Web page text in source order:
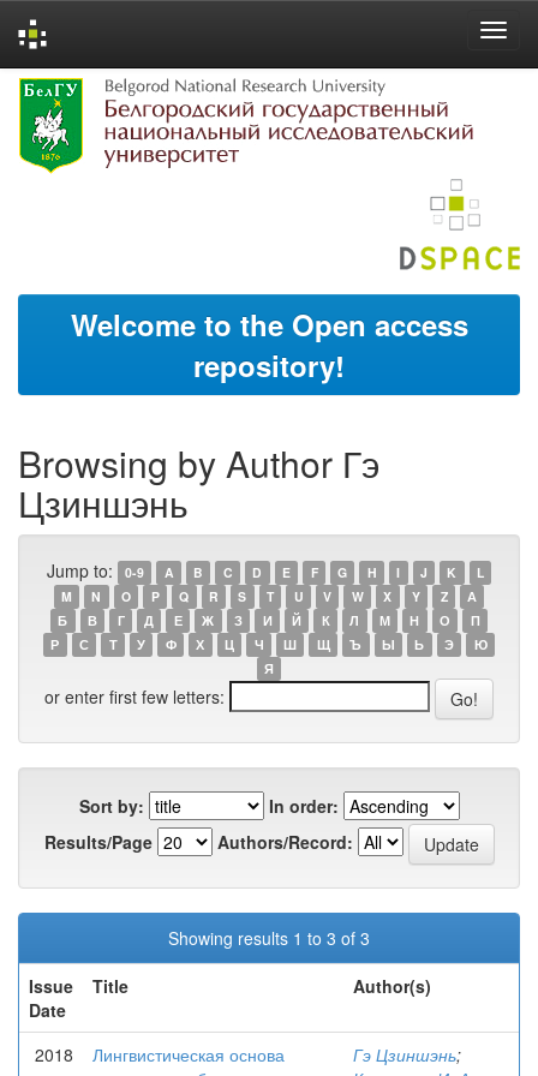
Skip
navigation
Welcome to the Open access
repository!
Browsing by Author Гэ
Цзиншэнь
Jump to: 0-9 A B C D E F G H I J K
L
M
N O P Q R S T U V W X Y Z
А
Б
В Г Д Е Ж З И Й К Л М Н О
П
Р
С Т У Ф Х Ц Ч Ш Щ Ъ Ы Ь Э
Ю
Я
or enter first few letters:
Sort by:
In order:
Results/Page
Authors/Record:
Showing results 1 to 3 of 3
Issue
Date
Title Author(s)
2018
Лингвистическая основа
Гэ Цзиншэнь;